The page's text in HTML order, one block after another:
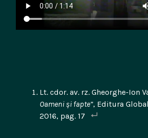
Lt. cdor. av. rz. Gheorghe-Ion
Oameni și fapte”, Editura
2016, pag. 17